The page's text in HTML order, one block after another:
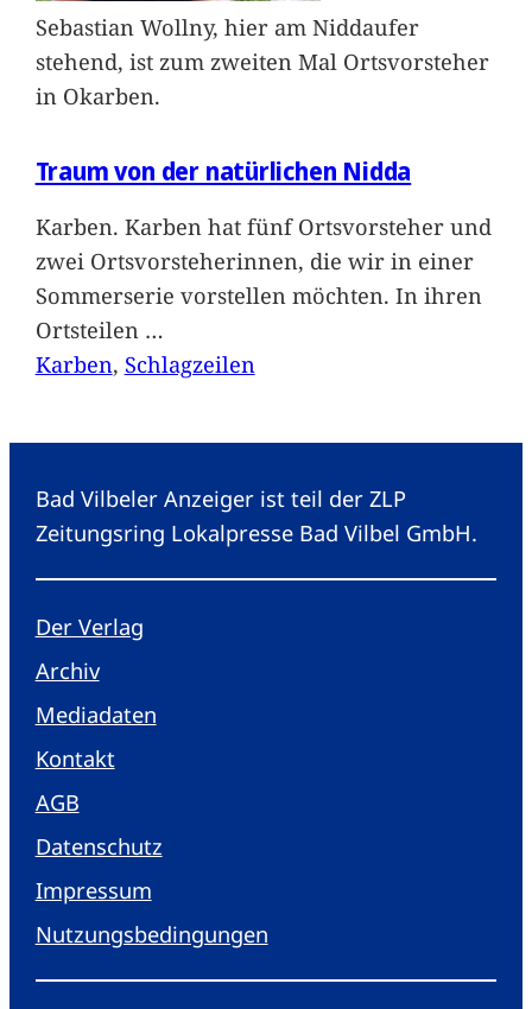
Sebastian Wollny, hier am Niddaufer
stehend, ist zum zweiten Mal Ortsvorsteher
in Okarben.
Traum von der natürlichen Nidda
Karben. Karben hat fünf Ortsvorsteher und
zwei Ortsvorsteherinnen, die wir in einer
Sommerserie vorstellen möchten. In ihren
Ortsteilen …
Karben, Schlagzeilen
Bad Vilbeler Anzeiger ist teil der ZLP
Zeitungsring Lokalpresse Bad Vilbel GmbH.
Der Verlag
Archiv
Mediadaten
Kontakt
AGB
Datenschutz
Impressum
Nutzungsbedingungen